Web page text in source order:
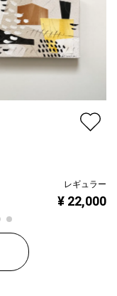
レギュラー
¥ 22,000